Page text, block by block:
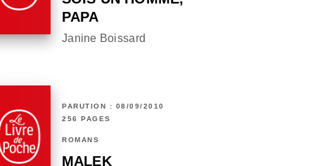
PAPA
Janine Boissard
PARUTION : 08/09/2010
256 PAGES
ROMANS
MALEK